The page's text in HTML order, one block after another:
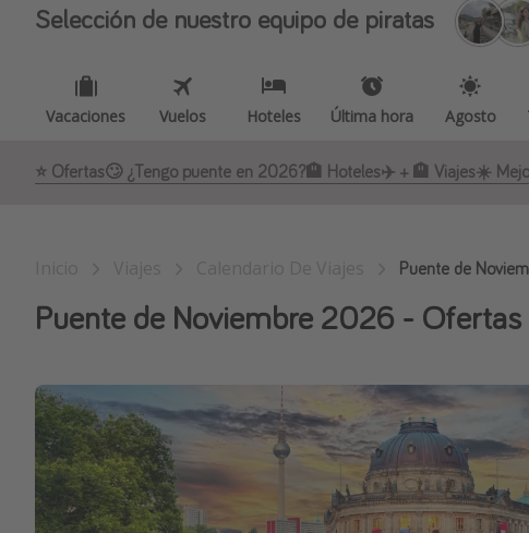
Selección de nuestro equipo de piratas
Vacaciones Vuelos Hoteles Última hora Agosto
⭐️ Ofertas🙄 ¿Tengo puente en 2026?🏨 Hoteles✈️ + 🏨 Viajes☀️
Puente de
Puente de Noviembre 2026 - Ofertas